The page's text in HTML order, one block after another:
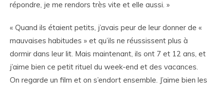
répondre, je me rendors très vite et elle aussi. »
« Quand ils étaient petits, j’avais peur de leur donner de «
mauvaises habitudes » et qu’ils ne réussissent plus à
dormir dans leur lit. Mais maintenant, ils ont 7 et 12 ans, et
j’aime bien ce petit rituel du week-end et des vacances.
On regarde un film et on s’endort ensemble. J’aime bien les